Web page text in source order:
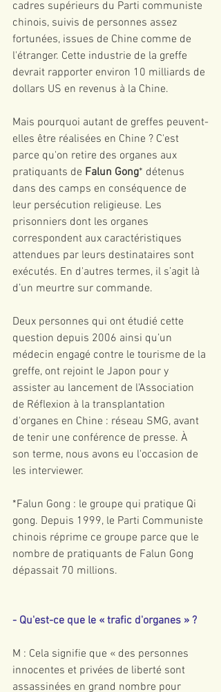
cadres supérieurs du Parti communiste
chinois, suivis de personnes assez
fortunées, issues de Chine comme de
l'étranger. Cette industrie de la greffe
devrait rapporter environ 10 milliards de
dollars US en revenus à la Chine.
Mais pourquoi autant de greffes peuvent-
elles être réalisées en Chine ? C'est
parce qu'on retire des organes aux
pratiquants de Falun Gong* détenus
dans des camps en conséquence de
leur persécution religieuse. Les
prisonniers dont les organes
correspondent aux caractéristiques
attendues par leurs destinataires sont
exécutés. En d'autres termes, il s’agit là
d’un meurtre sur commande.
Deux personnes qui ont étudié cette
question depuis 2006 ainsi qu’un
médecin engagé contre le tourisme de la
greffe, ont rejoint le Japon pour y
assister au lancement de l'Association
de Réflexion à la transplantation
d'organes en Chine : réseau SMG, avant
de tenir une conférence de presse. À
son terme, nous avons eu l'occasion de
les interviewer.
*Falun Gong : le groupe qui pratique Qi
gong. Depuis 1999, le Parti Communiste
chinois réprime ce groupe parce que le
nombre de pratiquants de Falun Gong
dépassait 70 millions.
- Qu'est-ce que le « trafic d'organes » ?
M : Cela signifie que « des personnes
innocentes et privées de liberté sont
assassinées en grand nombre pour